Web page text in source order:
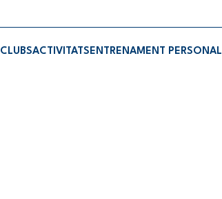
CLUBSACTIVITATS ENTRENAMENT PERSONAL